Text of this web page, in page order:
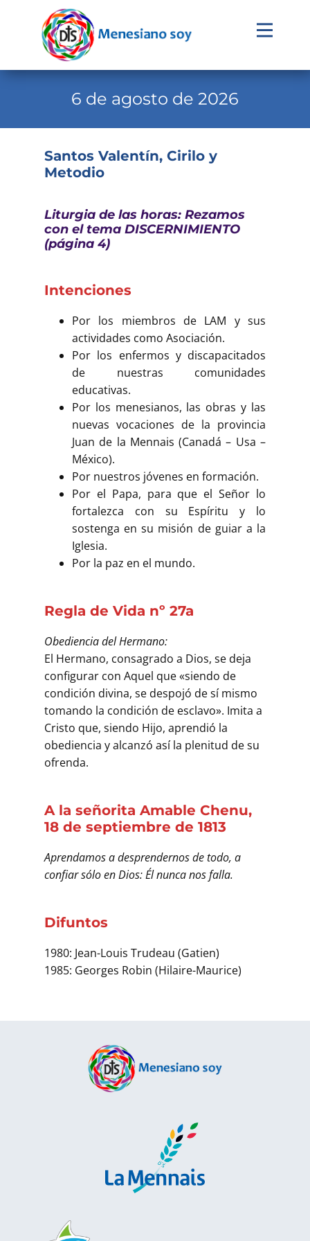
Evangelio
Institucional
Pastoral Vocacional
Contacto
6 de agosto de 2026
Santos Valentín, Cirilo y
Metodio
Liturgia de las horas: Rezamos
con el tema DISCERNIMIENTO
(página 4)
Intenciones
Por los miembros de LAM y sus
actividades como Asociación.
Por los enfermos y discapacitados
de nuestras comunidades
educativas.
Por los menesianos, las obras y las
nuevas vocaciones de la provincia
Juan de la Mennais (Canadá – Usa –
México).
Por nuestros jóvenes en formación.
Por el Papa, para que el Señor lo
fortalezca con su Espíritu y lo
sostenga en su misión de guiar a la
Iglesia.
Por la paz en el mundo.
Regla de Vida nº 27a
Obediencia del Hermano:
El Hermano, consagrado a Dios, se deja
configurar con Aquel que «siendo de
condición divina, se despojó de sí mismo
tomando la condición de esclavo». Imita a
Cristo que, siendo Hijo, aprendió la
obediencia y alcanzó así la plenitud de su
ofrenda.
A la señorita Amable Chenu,
18 de septiembre de 1813
Aprendamos a desprendernos de todo, a
confiar sólo en Dios: Él nunca nos falla.
Difuntos
1980: Jean-Louis Trudeau (Gatien)
1985: Georges Robin (Hilaire-Maurice)